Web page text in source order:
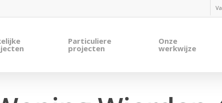
Particuliere
projecten
Onze
werkwijze